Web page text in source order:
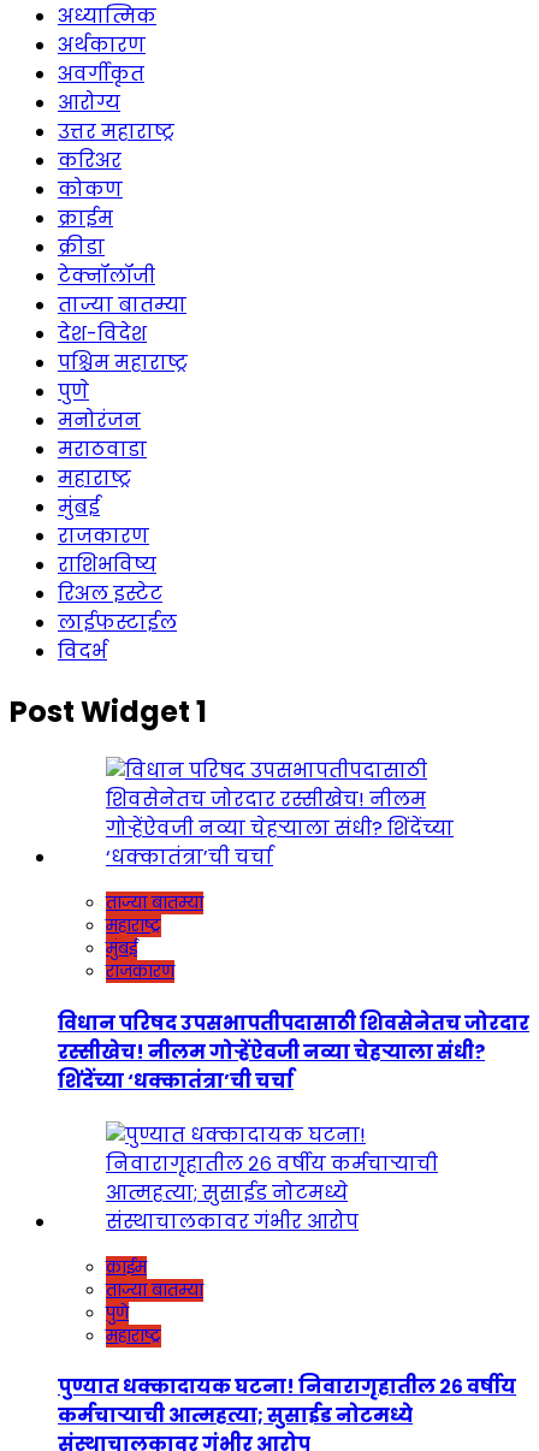
अध्यात्मिक
अर्थकारण
अवर्गीकृत
आरोग्य
उत्तर महाराष्ट्र
करिअर
कोकण
क्राईम
क्रीडा
टेक्नॉलॉजी
ताज्या बातम्या
देश-विदेश
पश्चिम महाराष्ट्र
पुणे
मनोरंजन
मराठवाडा
महाराष्ट्र
मुंबई
राजकारण
राशिभविष्य
रिअल इस्टेट
लाईफस्टाईल
विदर्भ
Post Widget 1
ताज्या बातम्या
महाराष्ट्र
मुंबई
राजकारण
विधान परिषद उपसभापतीपदासाठी शिवसेनेतच जोरदार
रस्सीखेच! नीलम गोऱ्हेंऐवजी नव्या चेहऱ्याला संधी?
शिंदेंच्या ‘धक्कातंत्रा’ची चर्चा
क्राईम
ताज्या बातम्या
पुणे
महाराष्ट्र
पुण्यात धक्कादायक घटना! निवारागृहातील २६ वर्षीय
कर्मचाऱ्याची आत्महत्या; सुसाईड नोटमध्ये
संस्थाचालकावर गंभीर आरोप